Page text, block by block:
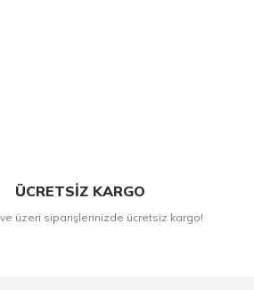
ÜCRETSİZ KARGO
ve üzeri siparişlerinizde ücretsiz kargo!